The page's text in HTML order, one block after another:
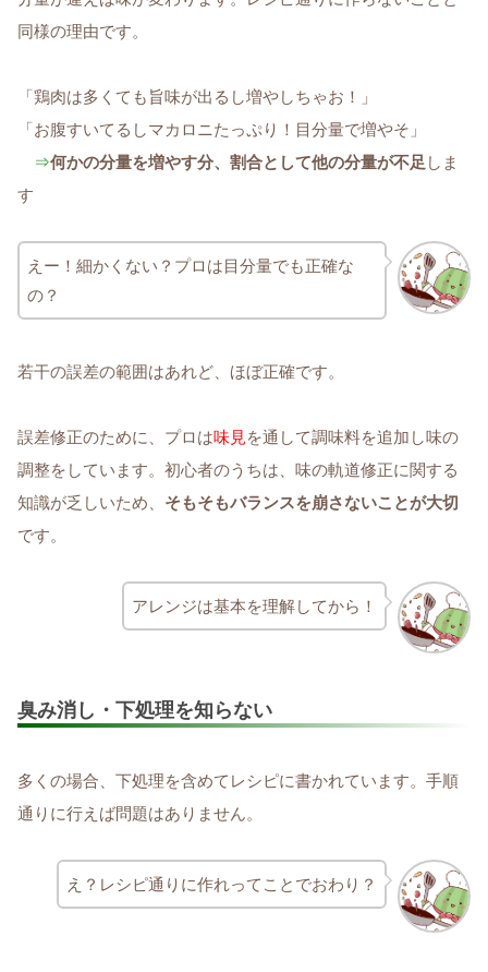
同様の理由です。
「鶏肉は多くても旨味が出るし増やしちゃお！」
「お腹すいてるしマカロニたっぷり！目分量で増やそ」
⇒何かの分量を増やす分、割合として他の分量が不足 しま
す
えー！細かくない？プロは目分量でも正確な
の？
若干の誤差の範囲はあれど、ほぼ正確です。
誤差修正のために、プロは味見を通して調味料を追加し味の
調整をしています。初心者のうちは、味の軌道修正に関する
知識が乏しいため、 そもそもバランスを崩さないことが大切
です。
アレンジは基本を理解してから！
臭み消し・下処理を知らない
多くの場合、下処理を含めてレシピに書かれています。手順
通りに行えば問題はありません。
え？レシピ通りに作れってことでおわり？